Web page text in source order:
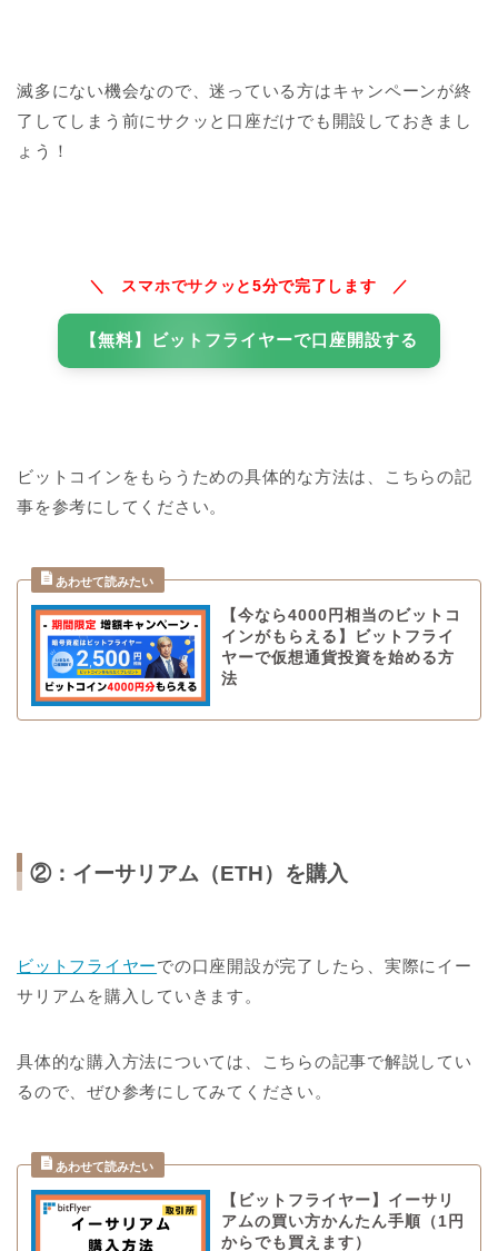
滅多にない機会なので、迷っている方はキャンペーンが終
了してしまう前にサクッと口座だけでも開設しておきまし
ょう！
＼ スマホでサクッと5分で完了します ／
【無料】ビットフライヤーで口座開設する
ビットコインをもらうための具体的な方法は、こちらの記
事を参考にしてください。
【今なら4000円相当のビットコ
インがもらえる】ビットフライ
ヤーで仮想通貨投資を始める方
法
②：イーサリアム（ETH）を購入
ビットフライヤーでの口座開設が完了したら、実際にイー
サリアムを購入していきます。
具体的な購入方法については、こちらの記事で解説してい
るので、ぜひ参考にしてみてください。
【ビットフライヤー】イーサリ
アムの買い方かんたん手順（1円
からでも買えます）